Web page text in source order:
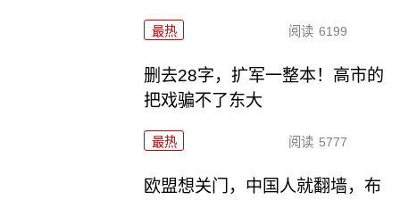
最热 阅读 6199
删去28字，扩军一整本！高市的
把戏骗不了东大
最热 阅读 5777
欧盟想关门，中国人就翻墙，布